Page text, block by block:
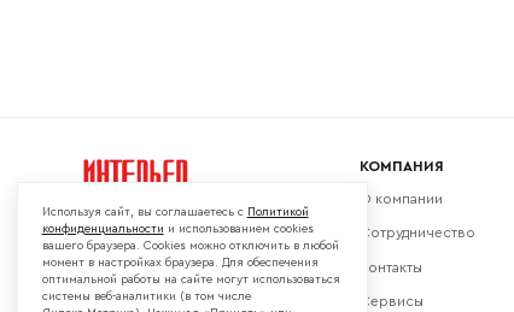
Мы в социальных сетях:
КОМПАНИЯ
О компании
Сотрудничество
Контакты
Сервисы
Используя сайт, вы соглашаетесь с Политикой
конфиденциальности и использованием cookies
вашего браузера. Cookies можно отключить в любой
момент в настройках браузера. Для обеспечения
оптимальной работы на сайте могут использоваться
системы веб-аналитики (в том числе